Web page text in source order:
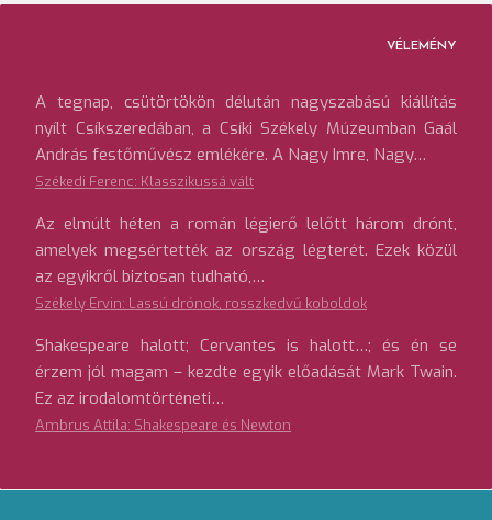
VÉLEMÉNY
A tegnap, csütörtökön délután nagyszabású kiállítás
nyílt Csíkszeredában, a Csíki Székely Múzeumban Gaál
András festőművész emlékére. A Nagy Imre, Nagy…
Székedi Ferenc: Klasszikussá vált
Az elmúlt héten a román légierő lelőtt három drónt,
amelyek megsértették az ország légterét. Ezek közül
az egyikről biztosan tudható,…
Székely Ervin: Lassú drónok, rosszkedvű koboldok
Shakespeare halott; Cervantes is halott…; és én se
érzem jól magam – kezdte egyik előadását Mark Twain.
Ez az irodalomtörténeti…
Ambrus Attila: Shakespeare és Newton